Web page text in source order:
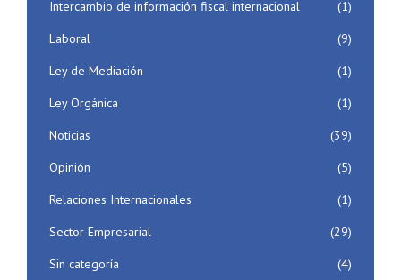
Intercambio de información fiscal internacional
(1)
Laboral
(9)
Ley de Mediación
(1)
Ley Orgánica
(1)
Noticias
(39)
Opinión
(5)
Relaciones Internacionales
(1)
Sector Empresarial
(29)
Sin categoría
(4)